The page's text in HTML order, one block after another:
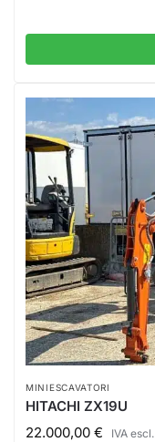
MINIESCAVATORI
HITACHI ZX19U
22.000,00 € IVA escl.